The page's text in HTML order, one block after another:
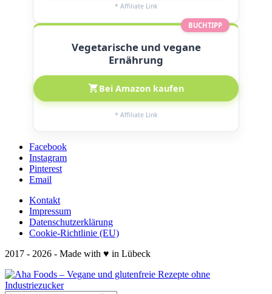
* Affiliate Link
BUCHTIPP
Vegetarische und vegane
Ernährung
Bei Amazon kaufen
* Affiliate Link
Facebook
Instagram
Pinterest
Email
Kontakt
Impressum
Datenschutzerklärung
Cookie-Richtlinie (EU)
2017 - 2026 - Made with ♥ in Lübeck